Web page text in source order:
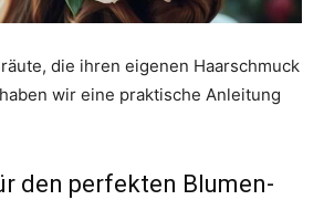
die ihren eigenen Haarschmuck
wir eine praktische Anleitung
den perfekten Blumen-